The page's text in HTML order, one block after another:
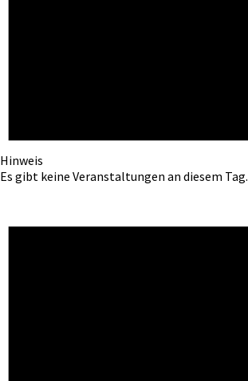
Hinweis
Es gibt keine Veranstaltungen an diesem Tag.